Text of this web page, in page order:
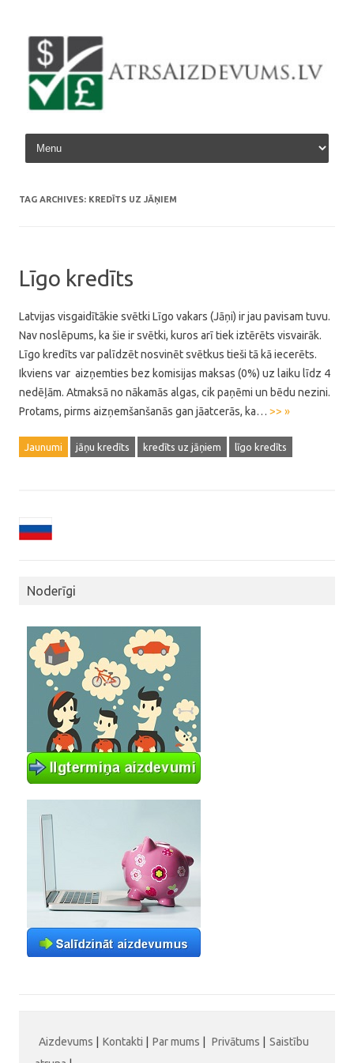
Skip to content
TAG ARCHIVES: KREDĪTS UZ JĀŅIEM
Līgo kredīts
Latvijas visgaidītākie svētki Līgo vakars (Jāņi) ir jau pavisam tuvu.
Nav noslēpums, ka šie ir svētki, kuros arī tiek iztērēts visvairāk.
Līgo kredīts var palīdzēt nosvinēt svētkus tieši tā kā iecerēts.
Ikviens var aizņemties bez komisijas maksas (0%) uz laiku līdz 4
nedēļām. Atmaksā no nākamās algas, cik paņēmi un bēdu nezini.
Protams, pirms aizņemšanšanās gan jāatcerās, ka… >> »
Jaunumi jāņu kredīts kredīts uz jāņiem līgo kredīts
Noderīgi
Aizdevums Kontakti Par mums Privātums
Saistību